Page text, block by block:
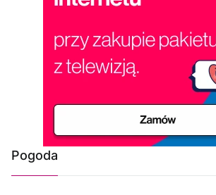
Pogoda